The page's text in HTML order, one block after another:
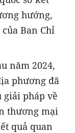
hướng,
Ban Chỉ
năm 2024,
phương đã
pháp về
thương mại
quả quan